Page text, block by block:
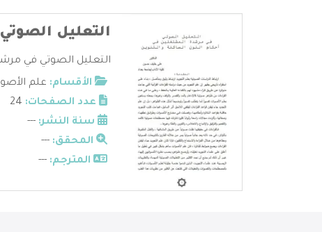
التعليل
التعليل الصوتي في
الأقسام: علم
عدد الصفحات:
سنة النشر: ---
المحقق: ---
المترجم: ---